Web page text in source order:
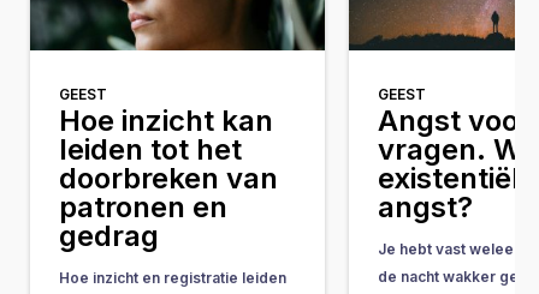
GEEST
Hoe inzicht kan
leiden tot het
doorbreken van
patronen en
gedrag
Hoe inzicht en registratie leiden
GEEST
Angst voor
vragen.
existentiële
angst?
Je hebt vast weleens
de nacht wakker